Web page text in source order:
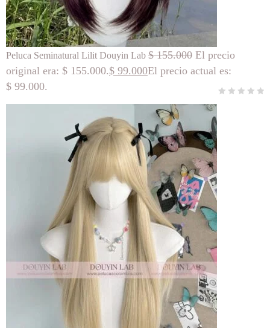
Peluca Seminatural Lilit Douyin Lab $155.000 El precio
original era: $ 155.000.$ 99.000El precio actual es:
$ 99.000.